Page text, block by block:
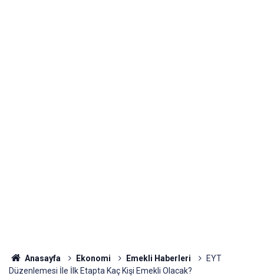
Anasayfa Ekonomi Emekli Haberleri
EYT
Düzenlemesi İle İlk Etapta Kaç Kişi Emekli Olacak?